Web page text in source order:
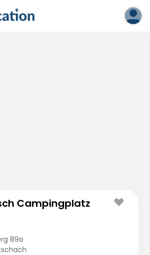
Campingplatz
89a